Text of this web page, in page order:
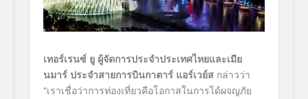
เทอร์เรนซ์ ยู ผู้จัดการประจำประเทศไทยและเมีย
นมาร์ ประจำสายการบินกาตาร์ แอร์เวย์สกล่าวว่า
“เราเชื่อว่าการท่องเที่ยวคือโอกาสในการได้ผจญภัย